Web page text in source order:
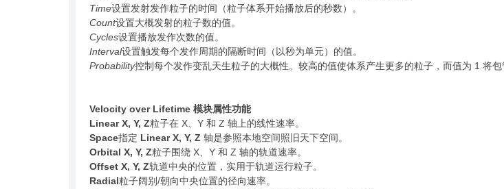
Time设置发射发作粒子的时间（粒子体系开始播放后的秒数）。
Count设置大概发射的粒子数的值。
Cycles设置播放发作次数的值。
Interval设置触发每个发作周期的隔断时间（以秒为单元）的值。
Probability控制每个发作变乱天生粒子的大概性。较高的值使体系产生更多的粒子，而值为 1 将包
Velocity over Lifetime 模块属性功能
Linear X, Y, Z粒子在 X、Y 和 Z 轴上的线性速率。
Space指定 Linear X, Y, Z 轴是参照本地空间照旧天下空间。
Orbital X, Y, Z粒子围绕 X、Y 和 Z 轴的轨道速率。
Offset X, Y, Z轨道中央的位置，实用于轨道运行粒子。
Radial粒子阔别/朝向中央位置的径向速率。